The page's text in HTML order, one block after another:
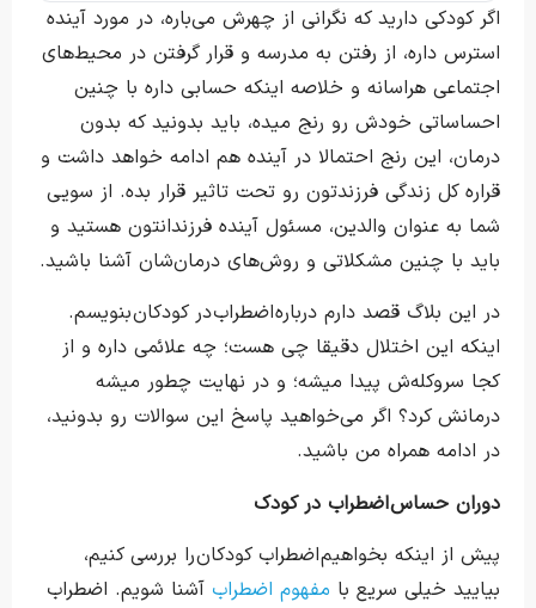
اگر کودکی دارید که نگرانی از چهرش می‌باره، در مورد آینده
استرس داره، از رفتن به مدرسه و قرار گرفتن در محیط‌های
اجتماعی هراسانه و خلاصه اینکه حسابی داره با چنین
احساساتی خودش رو رنج میده، باید بدونید که بدون
درمان، این رنج احتمالا در آینده هم ادامه خواهد داشت و
قراره کل زندگی فرزندتون رو تحت تاثیر قرار بده. از سویی
شما به عنوان والدین، مسئول آینده فرزندانتون هستید و
باید با چنین مشکلاتی و روش‌های درمان‌شان آشنا باشید.
در این بلاگ قصد دارم درباره اضطراب در کودکان بنویسم.
اینکه این اختلال دقیقا چی هست؛ چه علائمی داره و از
کجا سروکله‌ش پیدا میشه؛ و در نهایت چطور میشه
درمانش کرد؟ اگر می‌خواهید پاسخ این سوالات رو بدونید،
در ادامه همراه من باشید.
دوران حساساضطراب در کودک
پیش از اینکه بخواهیم اضطراب کودکان را بررسی کنیم،
بیایید خیلی سریع با مفهوم اضطراب آشنا شویم. اضطراب